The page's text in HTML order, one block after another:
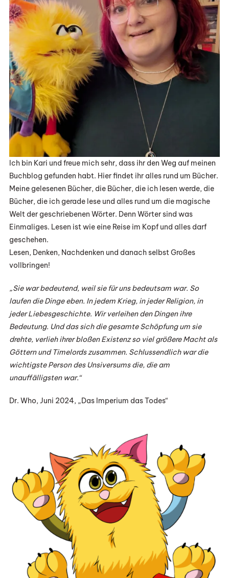
Ich bin Kari und freue mich sehr, dass ihr den Weg auf meinen
Buchblog gefunden habt. Hier findet ihr alles rund um Bücher.
Meine gelesenen Bücher, die Bücher, die ich lesen werde, die
Bücher, die ich gerade lese und alles rund um die magische
Welt der geschriebenen Wörter. Denn Wörter sind was
Einmaliges. Lesen ist wie eine Reise im Kopf und alles darf
geschehen.
Lesen, Denken, Nachdenken und danach selbst Großes
vollbringen!
„Sie war bedeutend, weil sie für uns bedeutsam war. So
laufen die Dinge eben. In jedem Krieg, in jeder Religion, in
jeder Liebesgeschichte. Wir verleihen den Dingen ihre
Bedeutung. Und das sich die gesamte Schöpfung um sie
drehte, verlieh ihrer bloßen Existenz so viel größere Macht als
Göttern und Timelords zusammen. Schlussendlich war die
wichtigste Person des Unsiversums die, die am
unauffälligsten war.“
Dr. Who, Juni 2024, „Das Imperium das Todes“